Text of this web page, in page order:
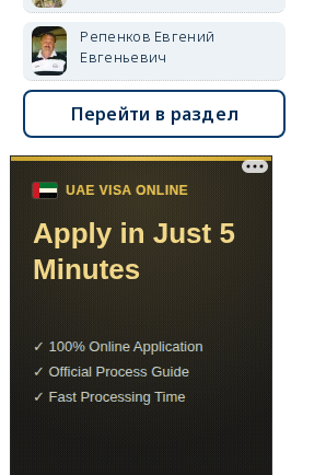
Репенков Евгений
Евгеньевич
Перейти в раздел